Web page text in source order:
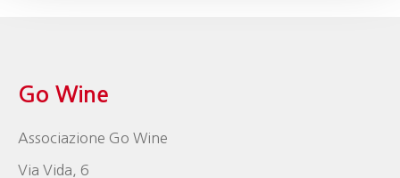
Go Wine
Associazione Go Wine
Via Vida, 6